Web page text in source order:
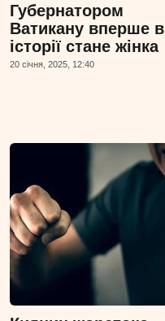
Губернатором
Ватикану вперше в
історії стане жінка
20 сiчня, 2025, 12:40